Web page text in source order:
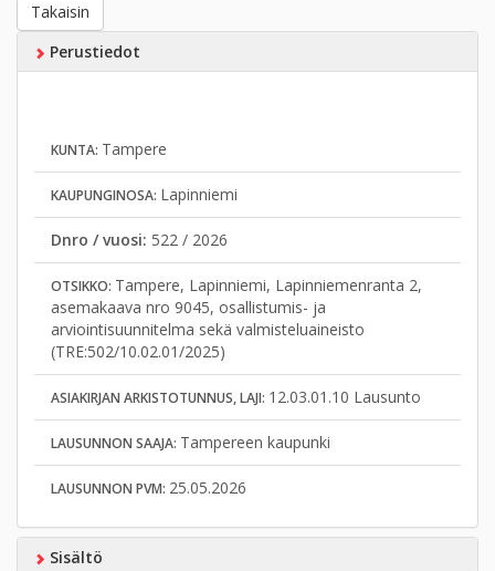
Takaisin
Perustiedot
KUNTA: Tampere
KAUPUNGINOSA: Lapinniemi
Dnro / vuosi: 522 / 2026
OTSIKKO: Tampere, Lapinniemi, Lapinniemenranta 2,
asemakaava nro 9045, osallistumis- ja
arviointisuunnitelma sekä valmisteluaineisto
(TRE:502/10.02.01/2025)
ASIAKIRJAN ARKISTOTUNNUS, LAJI: 12.03.01.10 Lausunto
LAUSUNNON SAAJA: Tampereen kaupunki
LAUSUNNON PVM: 25.05.2026
Sisältö